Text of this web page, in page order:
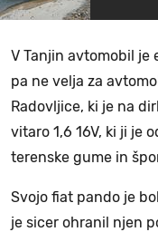
V Tanjin avtomobil je
pa ne velja za
Radovljice, ki je na
vitaro 1,6 16V, ki ji je
terenske gume in
Svojo fiat pando je
je sicer ohranil njen